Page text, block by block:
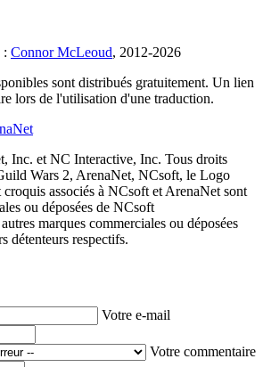
: Connor McLeoud, 2012-2026
sont distribués gratuitement. Un lien
lors de l'utilisation d'une traduction.
Inc. et NC Interactive, Inc. Tous droits
Wars 2, ArenaNet, NCsoft, le Logo
associés à NCsoft et ArenaNet sont
ou déposées de NCsoft
marques commerciales ou déposées
détenteurs respectifs.
Votre e-mail
Votre commentaire